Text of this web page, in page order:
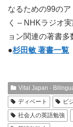
なるための99の
く – NHKラジオ
ョン関連の著書多
●杉田敏 著書一覧
Vital Japan -
ディベート
ビ
社会人の英語勉強